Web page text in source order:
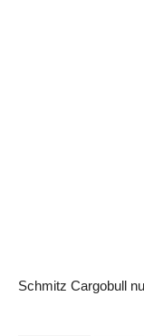
Schmitz Cargobull